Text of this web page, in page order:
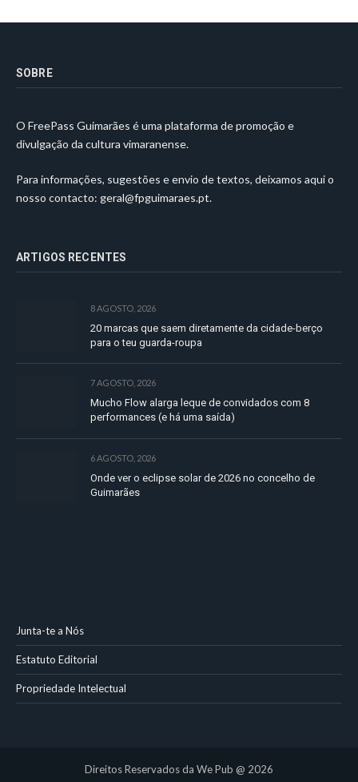
SOBRE
O FreePass Guimarães é uma plataforma de promoção e
divulgação da cultura vimaranense.
Para informações, sugestões e envio de textos, deixamos aqui o
nosso contacto: geral@fpguimaraes.pt.
ARTIGOS RECENTES
8 AGOSTO, 2026
20 marcas que saem diretamente da cidade-berço
para o teu guarda-roupa
7 AGOSTO, 2026
Mucho Flow alarga leque de convidados com 8
performances (e há uma saída)
6 AGOSTO, 2026
Onde ver o eclipse solar de 2026 no concelho de
Guimarães
Junta-te a Nós
Estatuto Editorial
Propriedade Intelectual
Direitos Reservados da We Pub @ 2026